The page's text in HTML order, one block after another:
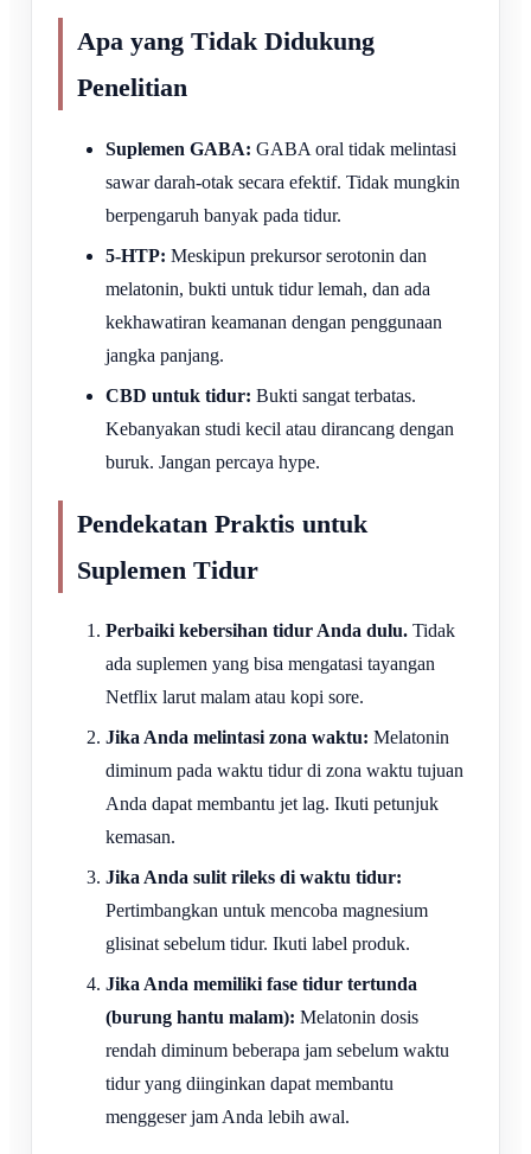
Apa yang Tidak Didukung
Penelitian
Suplemen GABA: GABA oral tidak melintasi
sawar darah-otak secara efektif. Tidak mungkin
berpengaruh banyak pada tidur.
5-HTP: Meskipun prekursor serotonin dan
melatonin, bukti untuk tidur lemah, dan ada
kekhawatiran keamanan dengan penggunaan
jangka panjang.
CBD untuk tidur: Bukti sangat terbatas.
Kebanyakan studi kecil atau dirancang dengan
buruk. Jangan percaya hype.
Pendekatan Praktis untuk
Suplemen Tidur
Perbaiki kebersihan tidur Anda dulu. Tidak
ada suplemen yang bisa mengatasi tayangan
Netflix larut malam atau kopi sore.
Jika Anda melintasi zona waktu: Melatonin
diminum pada waktu tidur di zona waktu tujuan
Anda dapat membantu jet lag. Ikuti petunjuk
kemasan.
Jika Anda sulit rileks di waktu tidur:
Pertimbangkan untuk mencoba magnesium
glisinat sebelum tidur. Ikuti label produk.
Jika Anda memiliki fase tidur tertunda
(burung hantu malam): Melatonin dosis
rendah diminum beberapa jam sebelum waktu
tidur yang diinginkan dapat membantu
menggeser jam Anda lebih awal.